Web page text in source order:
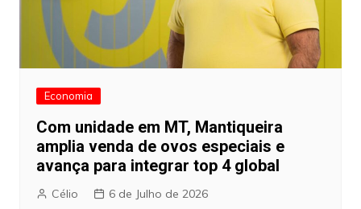
Economia
Com unidade em MT, Mantiqueira
amplia venda de ovos especiais e
avança para integrar top 4 global
Célio 6 de Julho de 2026